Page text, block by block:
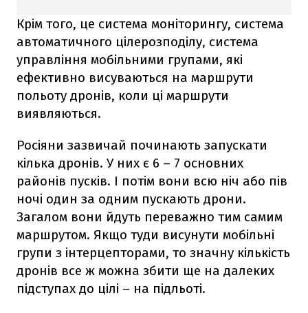
Крім того, це система моніторингу, система
автоматичного цілерозподілу, система
управління мобільними групами, які
ефективно висуваються на маршрути
польоту дронів, коли ці маршрути
виявляються.
Росіяни зазвичай починають запускати
кілька дронів. У них є 6 – 7 основних
районів пусків. І потім вони всю ніч або пів
ночі один за одним пускають дрони.
Загалом вони йдуть переважно тим самим
маршрутом. Якщо туди висунути мобільні
групи з інтерцепторами, то значну кількість
дронів все ж можна збити ще на далеких
підступах до цілі – на підльоті.